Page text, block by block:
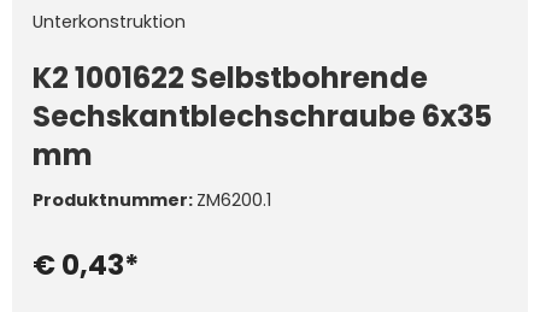
Unterkonstruktion
K2 1001622 Selbstbohrende
Sechskantblechschraube 6x35
mm
Produktnummer: ZM6200.1
€ 0,43*